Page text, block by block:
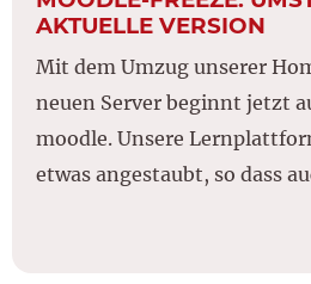
AKTUELLE VERSION
Mit dem Umzug unserer
neuen Server beginnt jetzt
moodle. Unsere
etwas angestaubt, so dass